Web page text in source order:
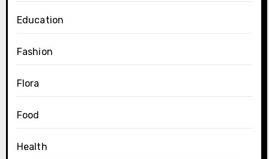
Education
Fashion
Flora
Food
Health